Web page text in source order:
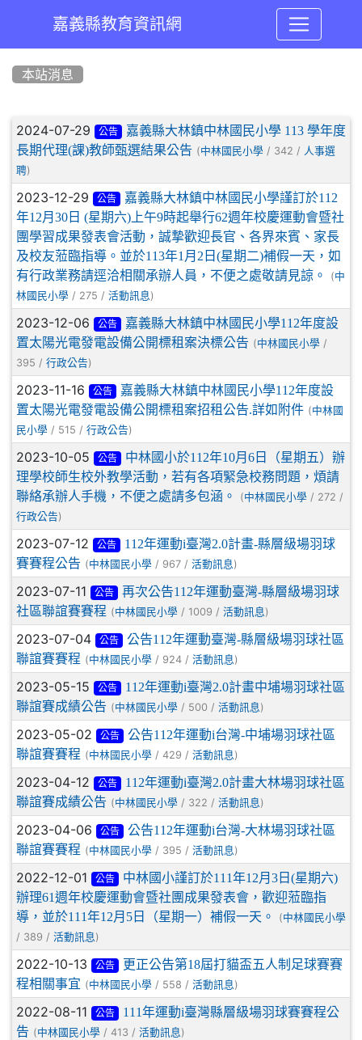
嘉義縣教育資訊網
本站消息
文章列表
2024-07-29 公告
嘉義縣大林鎮中林國民小學 113 學年度
長期代理(課)教師甄選結果公告 (中林國民小學 / 342 / 人事選
聘)
2023-12-29 公告
嘉義縣大林鎮中林國民小學謹訂於112
年12月30日 (星期六)上午9時起舉行62週年校慶運動會暨社
團學習成果發表會活動，誠摯歡迎長官、各界來賓、家長
及校友蒞臨指導。並於113年1月2日(星期二)補假一天，如
有行政業務請逕洽相關承辦人員，不便之處敬請見諒。
(中
林國民小學 / 275 / 活動訊息 )
2023-12-06 公告
嘉義縣大林鎮中林國民小學112年度設
置太陽光電發電設備公開標租案決標公告 (中林國民小學 /
395 / 行政公告)
2023-11-16 公告
嘉義縣大林鎮中林國民小學112年度設
置太陽光電發電設備公開標租案招租公告.詳如附件 (中林國
民小學 / 515 / 行政公告)
2023-10-05 公告
中林國小於112年10月6日（星期五）辦
理學校師生校外教學活動，若有各項緊急校務問題，煩請
聯絡承辦人手機，不便之處請多包涵。
(中林國民小學 / 272 /
行政公告)
2023-07-12 公告
112年運動i臺灣2.0計畫-縣層級場羽球
賽賽程公告 (中林國民小學 / 967 / 活動訊息 )
2023-07-11 公告
再次公告112年運動臺灣-縣層級場羽球
社區聯誼賽賽程 (中林國民小學 / 1009 / 活動訊息 )
2023-07-04 公告
公告112年運動臺灣-縣層級場羽球社區
聯誼賽賽程 (中林國民小學 / 924 / 活動訊息 )
2023-05-15 公告
112年運動i臺灣2.0計畫中埔場羽球社區
聯誼賽成績公告 (中林國民小學 / 500 / 活動訊息 )
2023-05-02 公告
公告112年運動i台灣-中埔場羽球社區
聯誼賽賽程 (中林國民小學 / 429 / 活動訊息 )
2023-04-12 公告
112年運動i臺灣2.0計畫大林場羽球社區
聯誼賽成績公告 (中林國民小學 / 322 / 活動訊息 )
2023-04-06 公告
公告112年運動i台灣-大林場羽球社區
聯誼賽賽程 (中林國民小學 / 395 / 活動訊息 )
2022-12-01 公告
中林國小謹訂於111年12月3日(星期六)
辦理61週年校慶運動會暨社團成果發表會，歡迎蒞臨指
導，並於111年12月5日（星期一）補假一天。
(中林國民小學
/ 389 / 活動訊息 )
2022-10-13 公告
更正公告第18屆打貓盃五人制足球賽賽
程相關事宜 (中林國民小學 / 558 / 活動訊息 )
2022-08-11 公告
111年運動i臺灣縣層級場羽球賽賽程公
告 (中林國民小學 / 413 / 活動訊息 )